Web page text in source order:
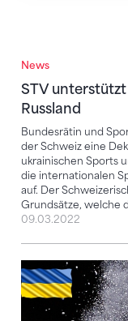
News
STV
Russland
Bundesrätin und
der Schweiz eine
ukrainischen Sports
die internationalen
auf. Der
Grundsätze, welche
STV unterstützt
09.03.2022
Der STV bietet